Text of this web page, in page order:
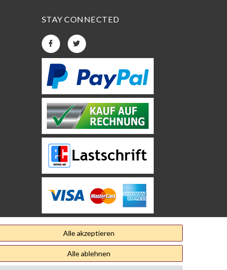
STAY CONNECTED
Alle akzeptieren
Alle ablehnen